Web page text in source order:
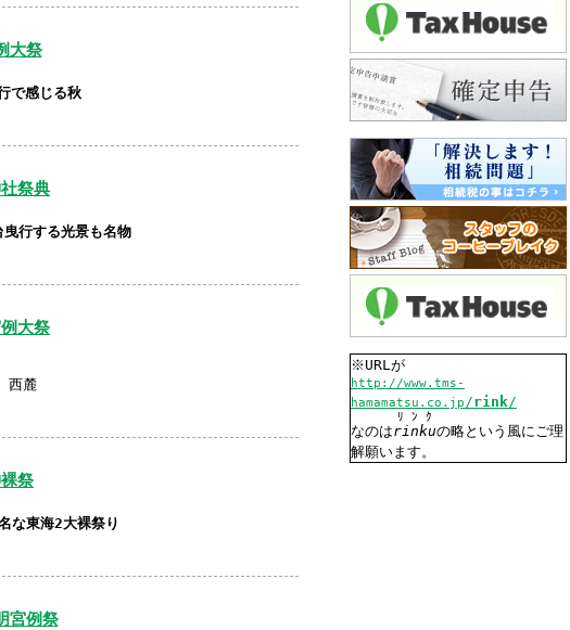
大祭
で感じる秋
祭典
行する光景も名物
例大祭
西麓
祭
な東海2大裸祭り
宮例祭
※URLが
http://www.tms-
hamamatsu.co.jp/rink/
なのはrinku
ﾘﾝｸ
の略という風にご理
解願います。